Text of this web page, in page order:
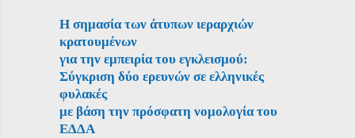
Η σημασία των άτυπων ιεραρχιών
κρατουμένων
για την εμπειρία του εγκλεισμού:
Σύγκριση δύο ερευνών σε ελληνικές
φυλακές
με βάση την πρόσφατη νομολογία του
ΕΔΔΑ